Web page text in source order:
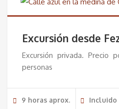
Excursión desde
Excursión privada.
personas
9 horas aprox. Incluido